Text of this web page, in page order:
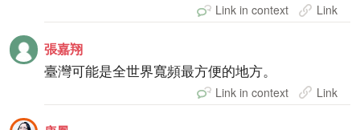
Link in context Link
張嘉翔
臺灣可能是全世界寬頻最方便的地方。
Link in context Link